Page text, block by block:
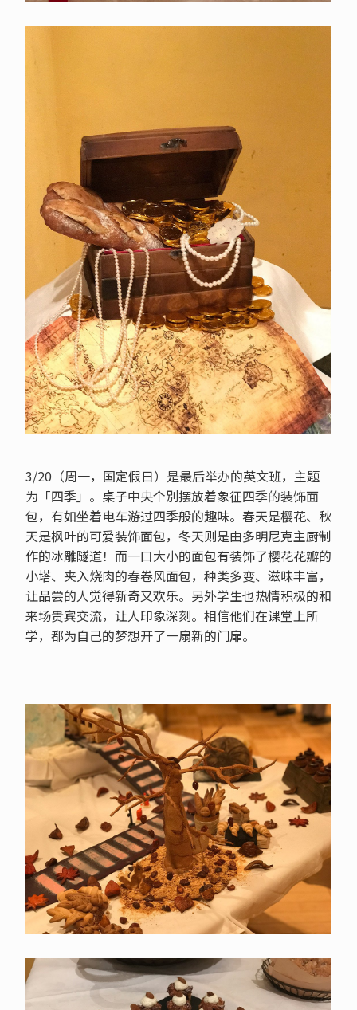
3/20（周一，国定假日）是最后举办的英文班，主题
为「四季」。桌子中央个別摆放着象征四季的装饰面
包，有如坐着电车游过四季般的趣味。春天是樱花、秋
天是枫叶的可爱装饰面包，冬天则是由多明尼克主厨制
作的冰雕隧道！而一口大小的面包有装饰了樱花花瓣的
小塔、夹入烧肉的春卷风面包，种类多变、滋味丰富，
让品尝的人觉得新奇又欢乐。另外学生也热情积极的和
来场贵宾交流，让人印象深刻。相信他们在课堂上所
学，都为自己的梦想开了一扇新的门扉。